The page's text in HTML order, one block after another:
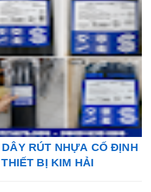
RÚT NHỰA CỐ ĐỊNH
BỊ KIM HẢI